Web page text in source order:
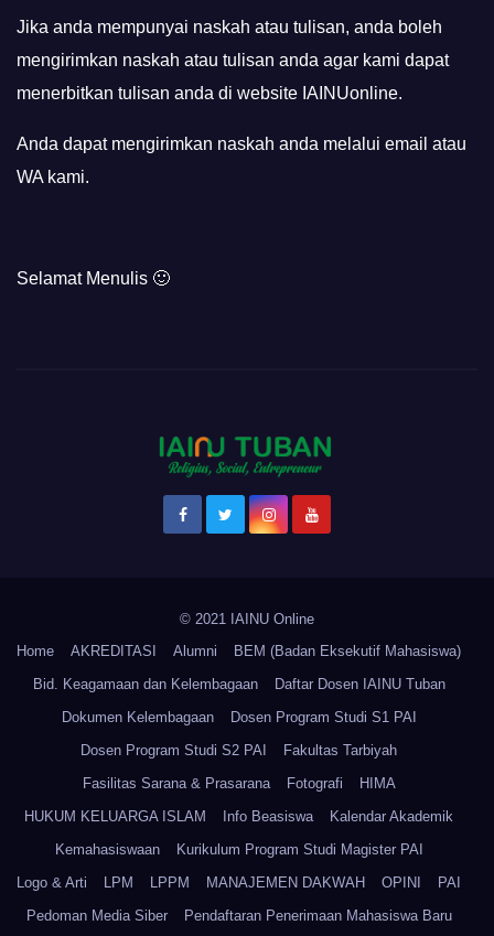
Jika anda mempunyai naskah atau tulisan, anda boleh
mengirimkan naskah atau tulisan anda agar kami dapat
menerbitkan tulisan anda di website IAINUonline.
Anda dapat mengirimkan naskah anda melalui email atau
WA kami.
Selamat Menulis 🙂
© 2021 IAINU Online
Home
AKREDITASI Alumni
BEM (Badan Eksekutif Mahasiswa)
Bid. Keagamaan dan Kelembagaan
Daftar Dosen IAINU Tuban
Dokumen Kelembagaan
Dosen Program Studi S1 PAI
Dosen Program Studi S2 PAI
Fakultas Tarbiyah
Fasilitas Sarana & Prasarana
Fotografi
HIMA
HUKUM KELUARGA ISLAM
Info Beasiswa
Kalendar Akademik
Kemahasiswaan
Kurikulum Program Studi Magister PAI
Logo & Arti
LPM LPPM MANAJEMEN DAKWAH OPINI
PAI
Pedoman Media Siber
Pendaftaran Penerimaan Mahasiswa Baru